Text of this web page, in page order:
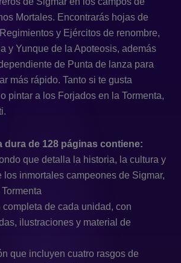
Mortales. Encontrarás hojas de
y Ejércitos de renombre,
y Yunque de la Apoteosis, además
de Punta de lanza para
más rápido. Tanto si te gusta
pintar a los Forjados en la Tormenta,
dura de 128 páginas contiene:
que detalla la historia, la cultura y
los inmortales campeones de Sigmar,
de cada unidad, con
ilustraciones y material de
que incluyen cuatro rasgos de